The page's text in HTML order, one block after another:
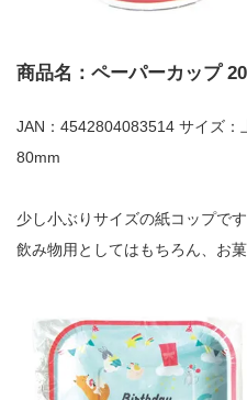
商品名：ペーパーカップ
JAN：4542804083514 サイズ
80mm
少し小ぶりサイズの紙コップです
飲み物用としてはもちろん、お